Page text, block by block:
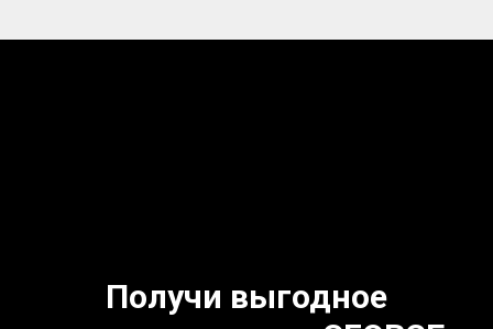
Получи выгодное